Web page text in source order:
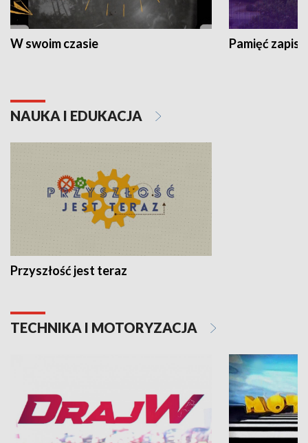
W swoim czasie Pamięć
NAUKA I EDUKACJA
Przyszłość jest teraz
TECHNIKA I MOTORYZACJA